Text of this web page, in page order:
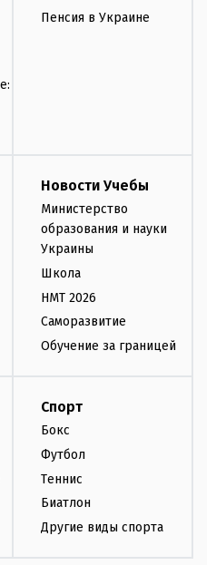
Пенсия в Украине
Новости Учебы
Министерство
образования и науки
Украины
Школа
НМТ 2026
Саморазвитие
Обучение за границей
Спорт
Бокс
Футбол
Теннис
Биатлон
Другие виды спорта